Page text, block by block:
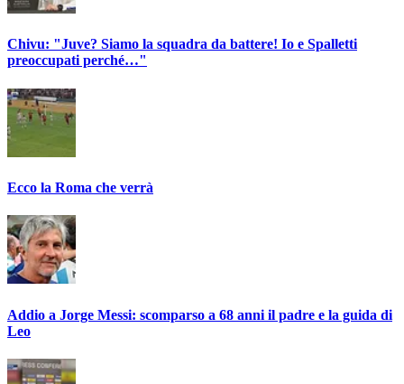
Chivu: "Juve? Siamo la squadra da battere! Io e Spalletti
preoccupati perché…"
Ecco la Roma che verrà
Addio a Jorge Messi: scomparso a 68 anni il padre e la guida di
Leo